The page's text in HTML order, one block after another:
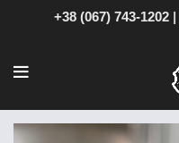
+38 (067) 743-1202 |